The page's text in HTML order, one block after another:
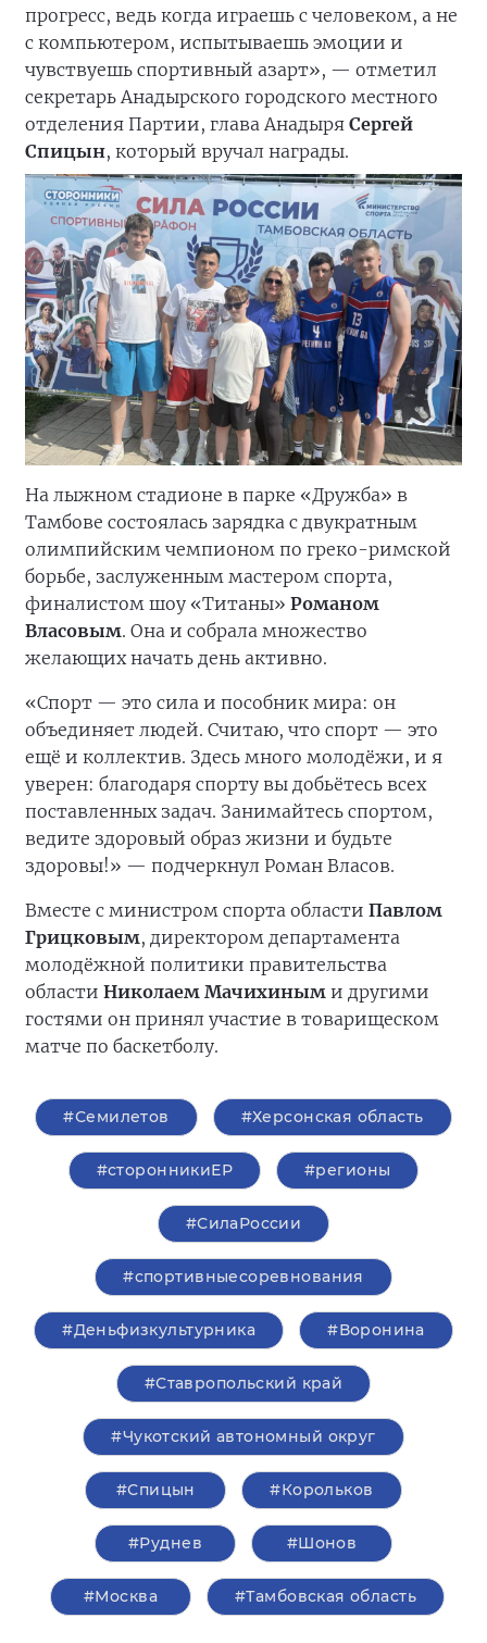
прогресс, ведь когда играешь с человеком, а не
с компьютером, испытываешь эмоции и
чувствуешь спортивный азарт», — отметил
секретарь Анадырского городского местного
отделения Партии, глава Анадыря Сергей
Спицын, который вручал награды.
На лыжном стадионе в парке «Дружба» в
Тамбове состоялась зарядка с двукратным
олимпийским чемпионом по греко-римской
борьбе, заслуженным мастером спорта,
финалистом шоу «Титаны» Романом
Власовым. Она и собрала множество
желающих начать день активно.
«Спорт — это сила и пособник мира: он
объединяет людей. Считаю, что спорт — это
ещё и коллектив. Здесь много молодёжи, и я
уверен: благодаря спорту вы добьётесь всех
поставленных задач. Занимайтесь спортом,
ведите здоровый образ жизни и будьте
здоровы!» — подчеркнул Роман Власов.
Вместе с министром спорта области Павлом
Грицковым, директором департамента
молодёжной политики правительства
области Николаем Мачихиным и другими
гостями он принял участие в товарищеском
матче по баскетболу.
#Семилетов #Херсонская область
#сторонникиЕР #регионы
#СилаРоссии
#спортивныесоревнования
#Деньфизкультурника #Воронина
#Ставропольский край
#Чукотский автономный округ
#Спицын #Корольков
#Руднев #Шонов
#Москва #Тамбовская область